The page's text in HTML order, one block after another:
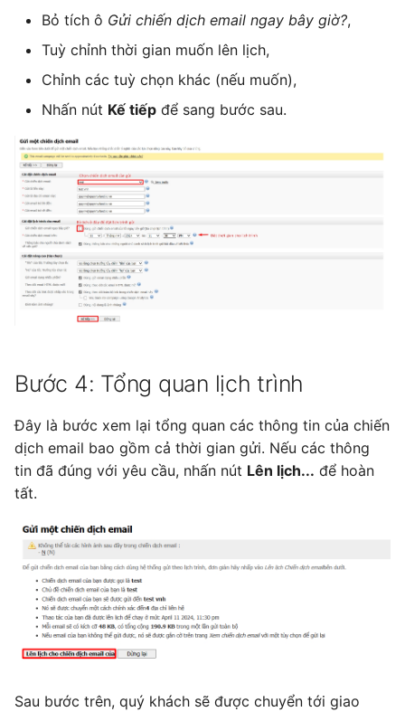
Bỏ tích ô Gửi chiến dịch email ngay bây giờ?,
Tuỳ chỉnh thời gian muốn lên lịch,
Chỉnh các tuỳ chọn khác (nếu muốn),
Nhấn nút Kế tiếp để sang bước sau.
Bước 4: Tổng quan lịch trình
Đây là bước xem lại tổng quan các thông tin của chiến
dịch email bao gồm cả thời gian gửi. Nếu các thông
tin đã đúng với yêu cầu, nhấn nút Lên lịch... để hoàn
tất.
Sau bước trên, quý khách sẽ được chuyển tới giao